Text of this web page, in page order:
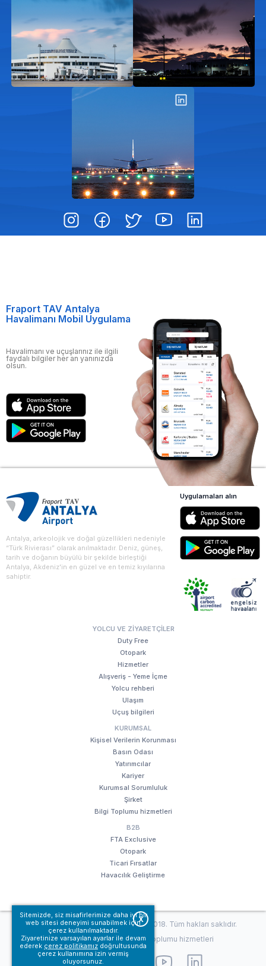
Sitemizde, siz misafirlerimize daha iyi bir
web sitesi deneyimi sunabilmek için
çerez kullanılmaktadır.
Ziyaretinize varsayılan ayarlar ile devam
ederek çerez politikamız doğrultusunda
çerez kullanımına izin vermiş
oluyorsunuz.
X
Fraport TAV Antalya
Havalimanı Mobil Uygulama
Havalimanı ve uçuşlarınız ile ilgili
faydalı bilgiler her an yanınızda
olsun.
Antalya, arkeolojik ve doğal güzellikleri nedeniyle
“Türk Rivierası” olarak anılmaktadır. Deniz, güneş,
tarih ve doğanın büyülü bir şekilde birleştiği
Antalya, Akdeniz'in en güzel ve en temiz kıyılarına
sahiptir.
YOLCU VE ZIYARETÇILER
Duty Free
Otopark
Hizmetler
Alışveriş - Yeme İçme
Yolcu rehberi
Ulaşım
Uçuş bilgileri
KURUMSAL
Kişisel Verilerin Korunması
Basın Odası
Yatırımcılar
Kariyer
Kurumsal Sorumluluk
Şirket
Bilgi Toplumu hizmetleri
B2B
FTA Exclusive
Otopark
Ticari Fırsatlar
Havacılık Geliştirme
Uygulamaları alın
© Fraport TAV Antalya Havalimanı, 2018. Tüm hakları saklıdır.
Kullanım koşullarımız
Bilgi Toplumu hizmetleri